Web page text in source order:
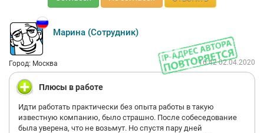
Марина (Сотрудник)
Город: Москва 16:42 02.04.2020
Плюсы в работе
Идти работать практически без опыта работы в такую
известную компанию, было страшно. После собеседование
была уверена, что не возьмут. Но спустя пару дней